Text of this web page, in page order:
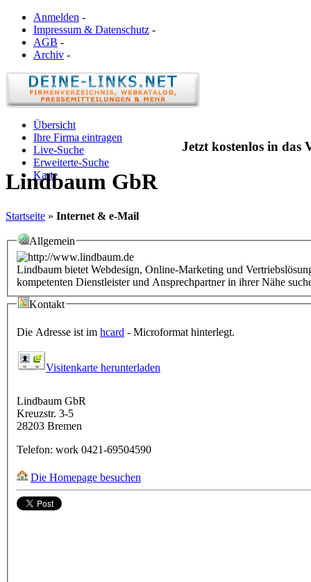
Anmelden -
Impressum & Datenschutz -
AGB -
Archiv -
Übersicht
Ihre Firma eintragen
Live-Suche
Erweiterte-Suche
Karte
Jetzt kostenlos in das
Lindbaum GbR
Startseite » Internet & e-Mail
Allgemein
Lindbaum bietet Webdesign, Online-Marketing und
kompetenten Dienstleister und Ansprechpartner in ihrer Nähe
Kontakt
Die Adresse ist im hcard - Microformat hinterlegt.
Visitenkarte herunterladen
Lindbaum GbR
Kreuzstr. 3-5
28203 Bremen
Telefon: work 0421-69504590
Die Homepage besuchen